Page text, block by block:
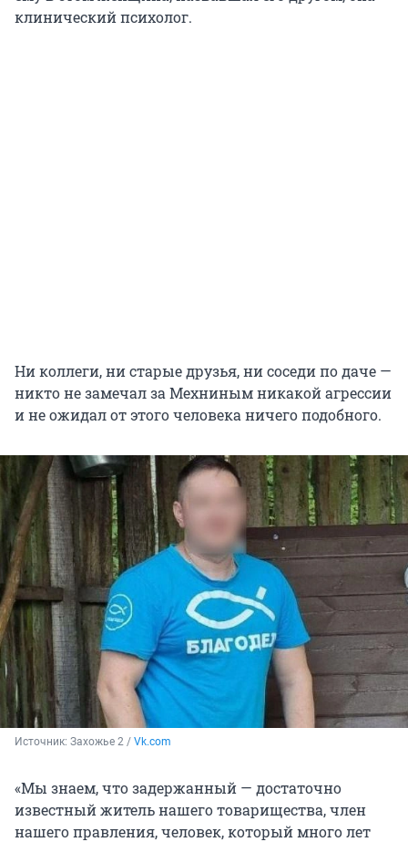
клинический психолог.
Ни коллеги, ни старые друзья, ни соседи по даче —
никто не замечал за Мехниным никакой агрессии
и не ожидал от этого человека ничего подобного.
Источник: Захожье 2 / Vk.com
«Мы знаем, что задержанный — достаточно
известный житель нашего товарищества, член
нашего правления, человек, который много лет